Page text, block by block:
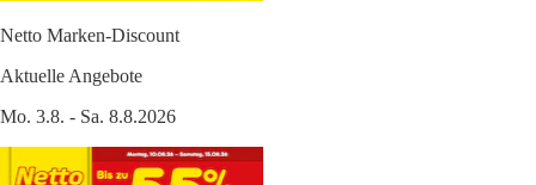
Netto Marken-Discount
Aktuelle Angebote
Mo. 3.8. - Sa. 8.8.2026